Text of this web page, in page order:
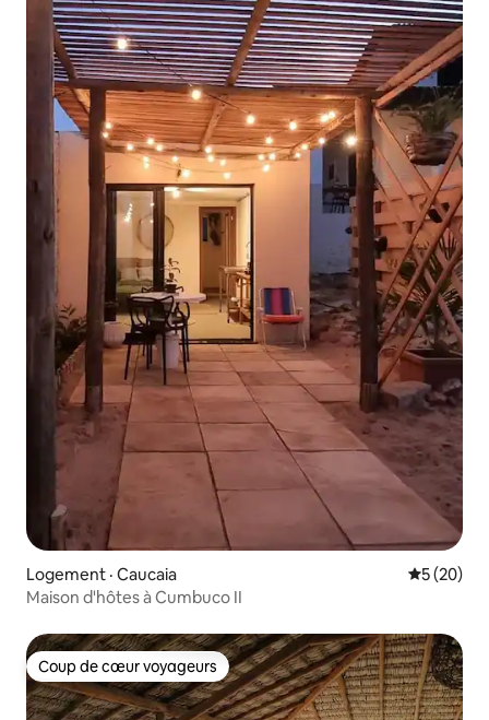
Logement · Caucaia Note
5 (20)
Maison d'hôtes à Cumbuco II
Coup de cœur voyageurs
Coup de cœur voyageurs